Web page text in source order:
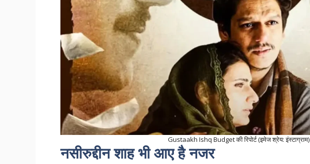
Gustaakh Ishq Budget की रिपोर्ट (इमेज श्रेय: इंस्टाग्राम)
नसीरुद्दीन शाह भी आए है नजर